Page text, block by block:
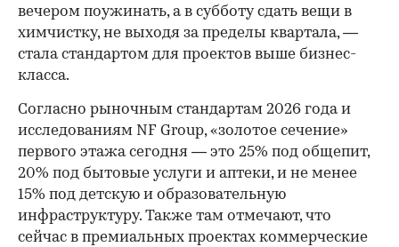
вечером поужинать, а в субботу сдать вещи в
химчистку, не выходя за пределы квартала, —
стала стандартом для проектов выше бизнес-
класса.
Согласно рыночным стандартам 2026 года и
исследованиям NF Group, «золотое сечение»
первого этажа сегодня — это 25% под общепит,
20% под бытовые услуги и аптеки, и не менее
15% под детскую и образовательную
инфраструктуру. Также там отмечают, что
сейчас в премиальных проектах коммерческие